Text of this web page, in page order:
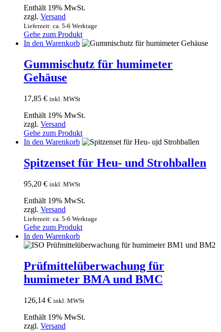
Enthält 19% MwSt.
zzgl. Versand
Lieferzeit: ca. 5-6 Werktage
Gehe zum Produkt
In den Warenkorb
Gummischutz für humimeter
Gehäuse
17,85 € inkl. MWSt
Enthält 19% MwSt.
zzgl. Versand
Gehe zum Produkt
In den Warenkorb
Spitzenset für Heu- und Strohballen
95,20 € inkl. MWSt
Enthält 19% MwSt.
zzgl. Versand
Lieferzeit: ca. 5-6 Werktage
Gehe zum Produkt
In den Warenkorb
Prüfmittelüberwachung für
humimeter BMA und BMC
126,14 € inkl. MWSt
Enthält 19% MwSt.
zzgl. Versand